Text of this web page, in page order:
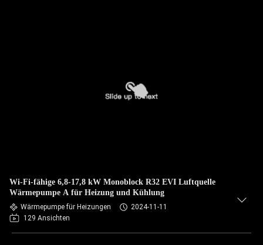
Wi-Fi-fähige 6,8-17,8 kW Monoblock R32 EVI Luftquelle
Wärmepumpe A für Heizung und Kühlung
Wärmepumpe für Heizungen
2024-11-11
129 Ansichten